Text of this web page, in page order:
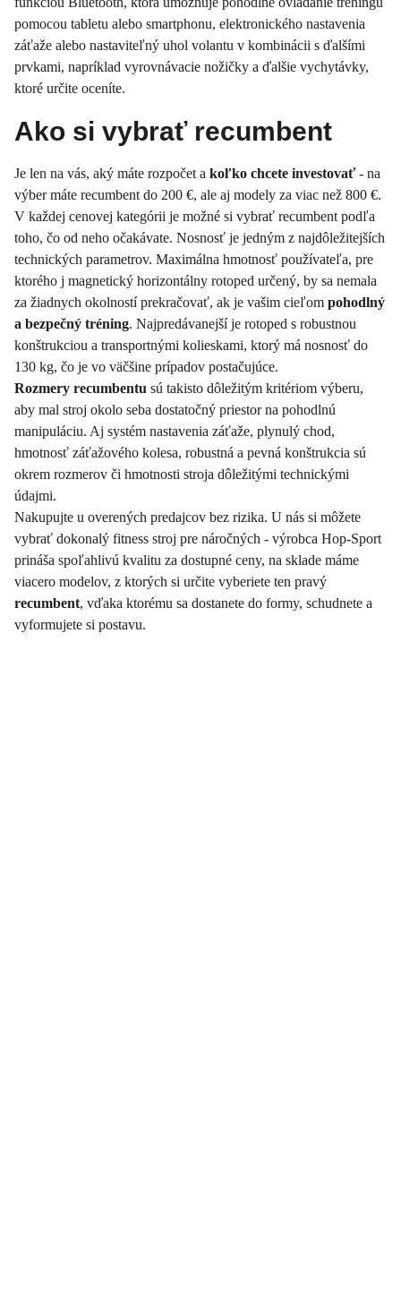
pomocou tabletu alebo smartphonu, elektronického nastavenia
záťaže alebo nastaviteľný uhol volantu v kombinácii s ďalšími
prvkami, napríklad vyrovnávacie nožičky a ďalšie vychytávky,
ktoré určite oceníte.
Ako si vybrať recumbent
Je len na vás, aký máte rozpočet a koľko chcete investovať- na
výber máte recumbent do 200 €, ale aj modely za viac než 800 €.
V každej cenovej kategórii je možné si vybrať recumbent podľa
toho, čo od neho očakávate. Nosnosť je jedným z najdôležitejších
technických parametrov. Maximálna hmotnosť používateľa, pre
ktorého j magnetický horizontálny rotoped určený, by sa nemala
za žiadnych okolností prekračovať, ak je vašim cieľom pohodlný
a bezpečný tréning. Najpredávanejší je rotoped s robustnou
konštrukciou a transportnými kolieskami, ktorý má nosnosť do
130 kg, čo je vo väčšine prípadov postačujúce.
Rozmery recumbentu sú takisto dôležitým kritériom výberu,
aby mal stroj okolo seba dostatočný priestor na pohodlnú
manipuláciu. Aj systém nastavenia záťaže, plynulý chod,
hmotnosť záťažového kolesa, robustná a pevná konštrukcia sú
okrem rozmerov či hmotnosti stroja dôležitými technickými
údajmi.
Nakupujte u overených predajcov bez rizika. U nás si môžete
vybrať dokonalý fitness stroj pre náročných - výrobca Hop-Sport
prináša spoľahlivú kvalitu za dostupné ceny, na sklade máme
viacero modelov, z ktorých si určite vyberiete ten pravý
recumbent, vďaka ktorému sa dostanete do formy, schudnete a
vyformujete si postavu.